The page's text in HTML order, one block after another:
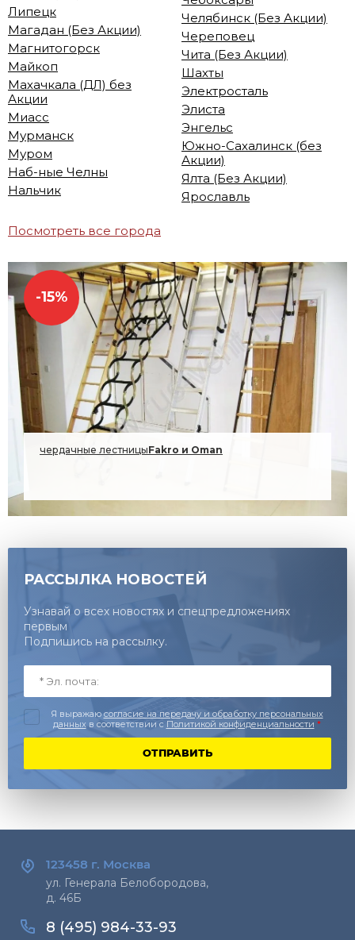
Липецк
Магадан (Без Акции)
Магнитогорск
Майкоп
Махачкала (ДЛ) без
Акции
Миасс
Мурманск
Муром
Наб-ные Челны
Нальчик
Челябинск (Без Акции)
Череповец
Чита (Без Акции)
Шахты
Электросталь
Элиста
Энгельс
Южно-Сахалинск (без
Акции)
Ялта (Без Акции)
Ярославль
Посмотреть все города
-15%
чердачные лестницыFakro и Oman
РАССЫЛКА НОВОСТЕЙ
Узнавай о всех новостях и спецпредложениях
первым
Подпишись на рассылку.
Я выражаю согласие на передачу и обработку персональных
данныхв соответствии с Политикой конфиденциальности *
ОТПРАВИТЬ
123458 г. Москва
ул. Генерала Белобородова,
д. 46Б
8 (495) 984-33-93